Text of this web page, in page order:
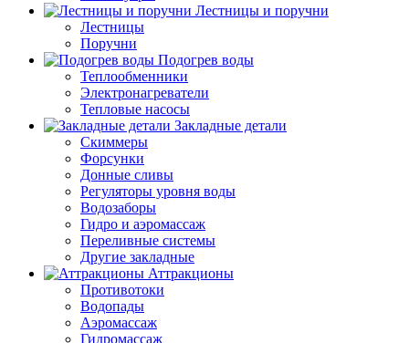
Лестницы и поручни
Лестницы
Поручни
Подогрев воды
Теплообменники
Электронагреватели
Тепловые насосы
Закладные детали
Скиммеры
Форсунки
Донные сливы
Регуляторы уровня воды
Водозаборы
Гидро и аэромассаж
Переливные системы
Другие закладные
Аттракционы
Противотоки
Водопады
Аэромассаж
Гидромассаж